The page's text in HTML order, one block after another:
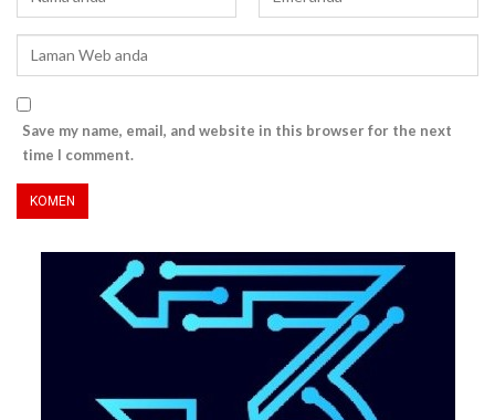
Save my name, email, and website in this browser for the next
time I comment.